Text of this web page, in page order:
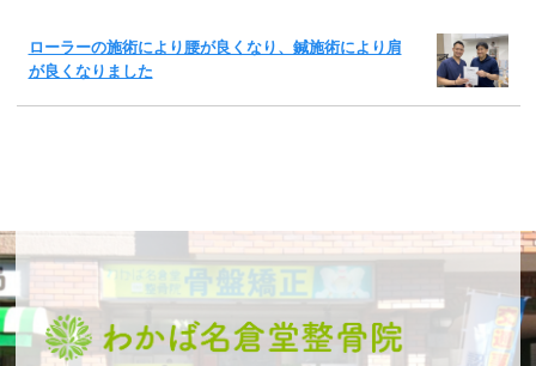
ローラーの施術により腰が良くなり、鍼施術により肩
が良くなりました